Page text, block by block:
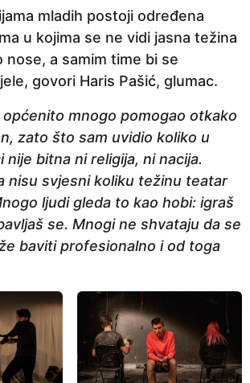
mladih postoji određena
u kojima se ne vidi jasna težina
nose, a samim time bi se
govori Haris Pašić, glumac.
općenito mnogo pomogao otkako
zato što sam uvidio koliko u
nije bitna ni religija, ni nacija.
nisu svjesni koliku težinu teatar
ljudi gleda to kao hobi: igraš
se. Mnogi ne shvataju da se
baviti profesionalno i od toga